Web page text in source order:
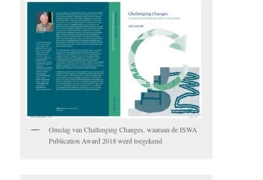
Omslag van Challenging Changes, waaraan de ISWA
Publication Award 2018 werd toegekend